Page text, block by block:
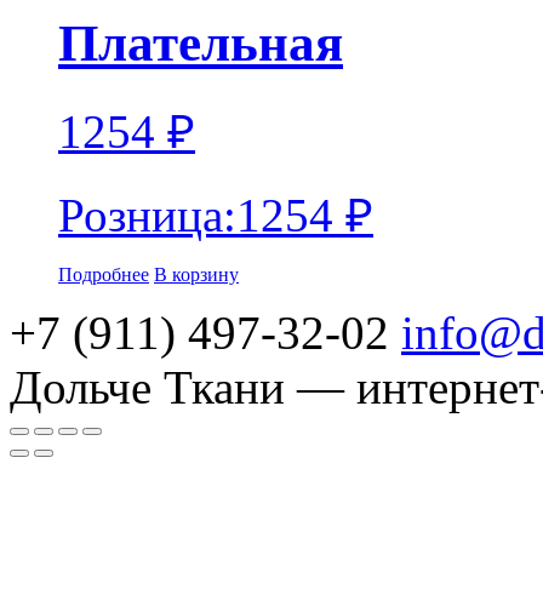
Плательная
1254 ₽
Розница:1254 ₽
Подробнее В корзину
+7 (911) 497-32-02
Дольче Ткани —